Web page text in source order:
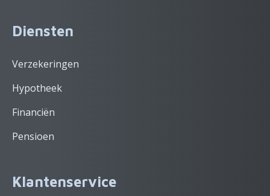
Diensten
Verzekeringen
Hypotheek
Financiën
Pensioen
Klantenservice